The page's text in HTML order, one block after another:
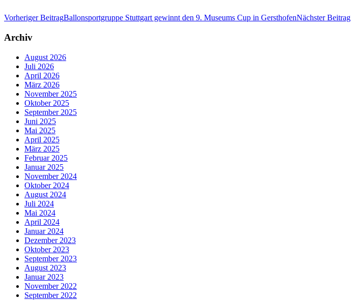
Vorheriger BeitragBallonsportgruppe Stuttgart gewinnt den 9. Museums Cup in GersthofenNächster Beitrag
Archiv
August 2026
Juli 2026
April 2026
März 2026
November 2025
Oktober 2025
September 2025
Juni 2025
Mai 2025
April 2025
März 2025
Februar 2025
Januar 2025
November 2024
Oktober 2024
August 2024
Juli 2024
Mai 2024
April 2024
Januar 2024
Dezember 2023
Oktober 2023
September 2023
August 2023
Januar 2023
November 2022
September 2022